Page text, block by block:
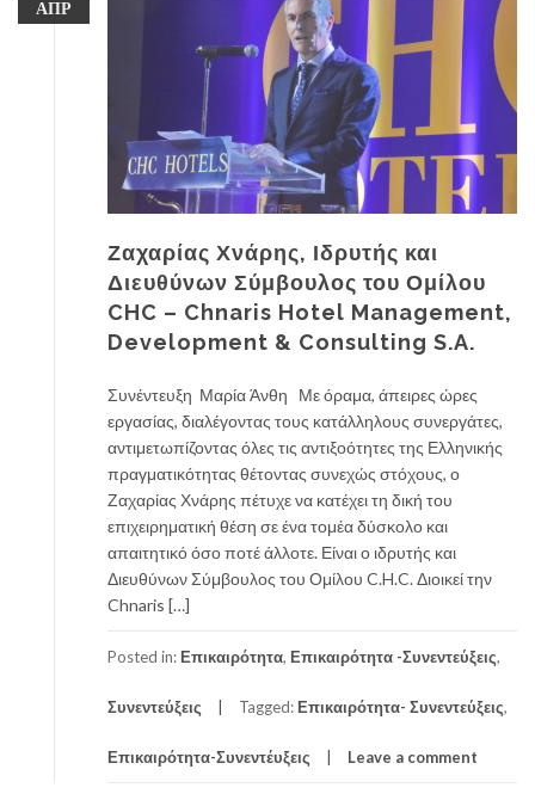
ΑΠΡ
Ζαχαρίας Χνάρης, Ιδρυτής και
Διευθύνων Σύμβουλος του Ομίλου
CHC – Chnaris Hotel Management,
Development & Consulting S.A.
Συνέντευξη Μαρία Άνθη Με όραμα, άπειρες ώρες
εργασίας, διαλέγοντας τους κατάλληλους συνεργάτες,
αντιμετωπίζοντας όλες τις αντιξοότητες της Ελληνικής
πραγματικότητας θέτοντας συνεχώς στόχους, ο
Ζαχαρίας Χνάρης πέτυχε να κατέχει τη δική του
επιχειρηματική θέση σε ένα τομέα δύσκολο και
απαιτητικό όσο ποτέ άλλοτε. Είναι ο ιδρυτής και
Διευθύνων Σύμβουλος του Ομίλου C.H.C. Διοικεί την
Chnaris […]
Posted in: Επικαιρότητα, Επικαιρότητα -Συνεντεύξεις,
Συνεντεύξεις Tagged: Επικαιρότητα- Συνεντεύξεις,
Επικαιρότητα-Συνεντέυξεις Leave a comment